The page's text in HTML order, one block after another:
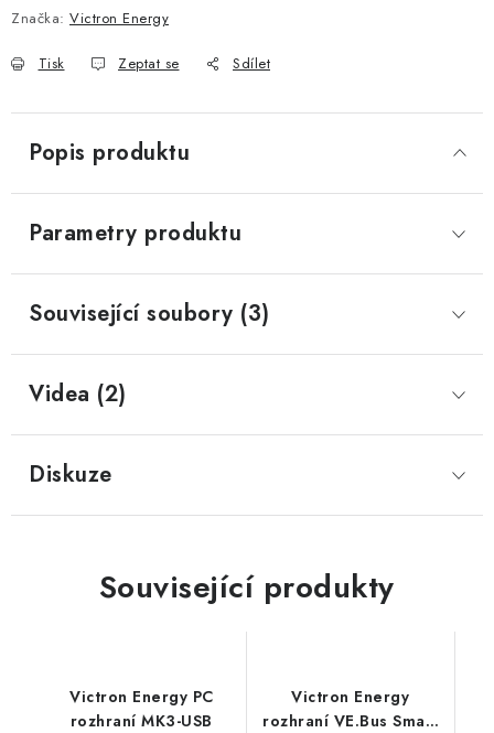
JAK VYBRAT SOLÁRNÍ SYSTÉM
KONTAKTY
GDPR
Prodejna JESENICE Prodejna PRAHA
GDPR
OVĚŘOVÁNÍ RECENZÍ
ZPĚTNÝ ODBĚR ELEKTROZAŘÍZENÍ, BATERIÍ A
AKUMULÁTORŮ
Značka: Victron Energy
Tisk Zeptat se Sdílet
Popis produktu
Parametry produktu
Související soubory (3)
Videa (2)
Diskuze
Související produkty
Victron Energy PC
rozhraní MK3-USB
Victron Energy
rozhraní VE.Bus Smart